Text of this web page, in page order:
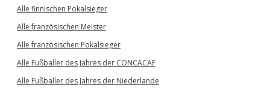
Alle finnischen Pokalsieger
Alle französischen Meister
Alle französischen Pokalsieger
Alle Fußballer des Jahres der CONCACAF
Alle Fußballer des Jahres der Niederlande